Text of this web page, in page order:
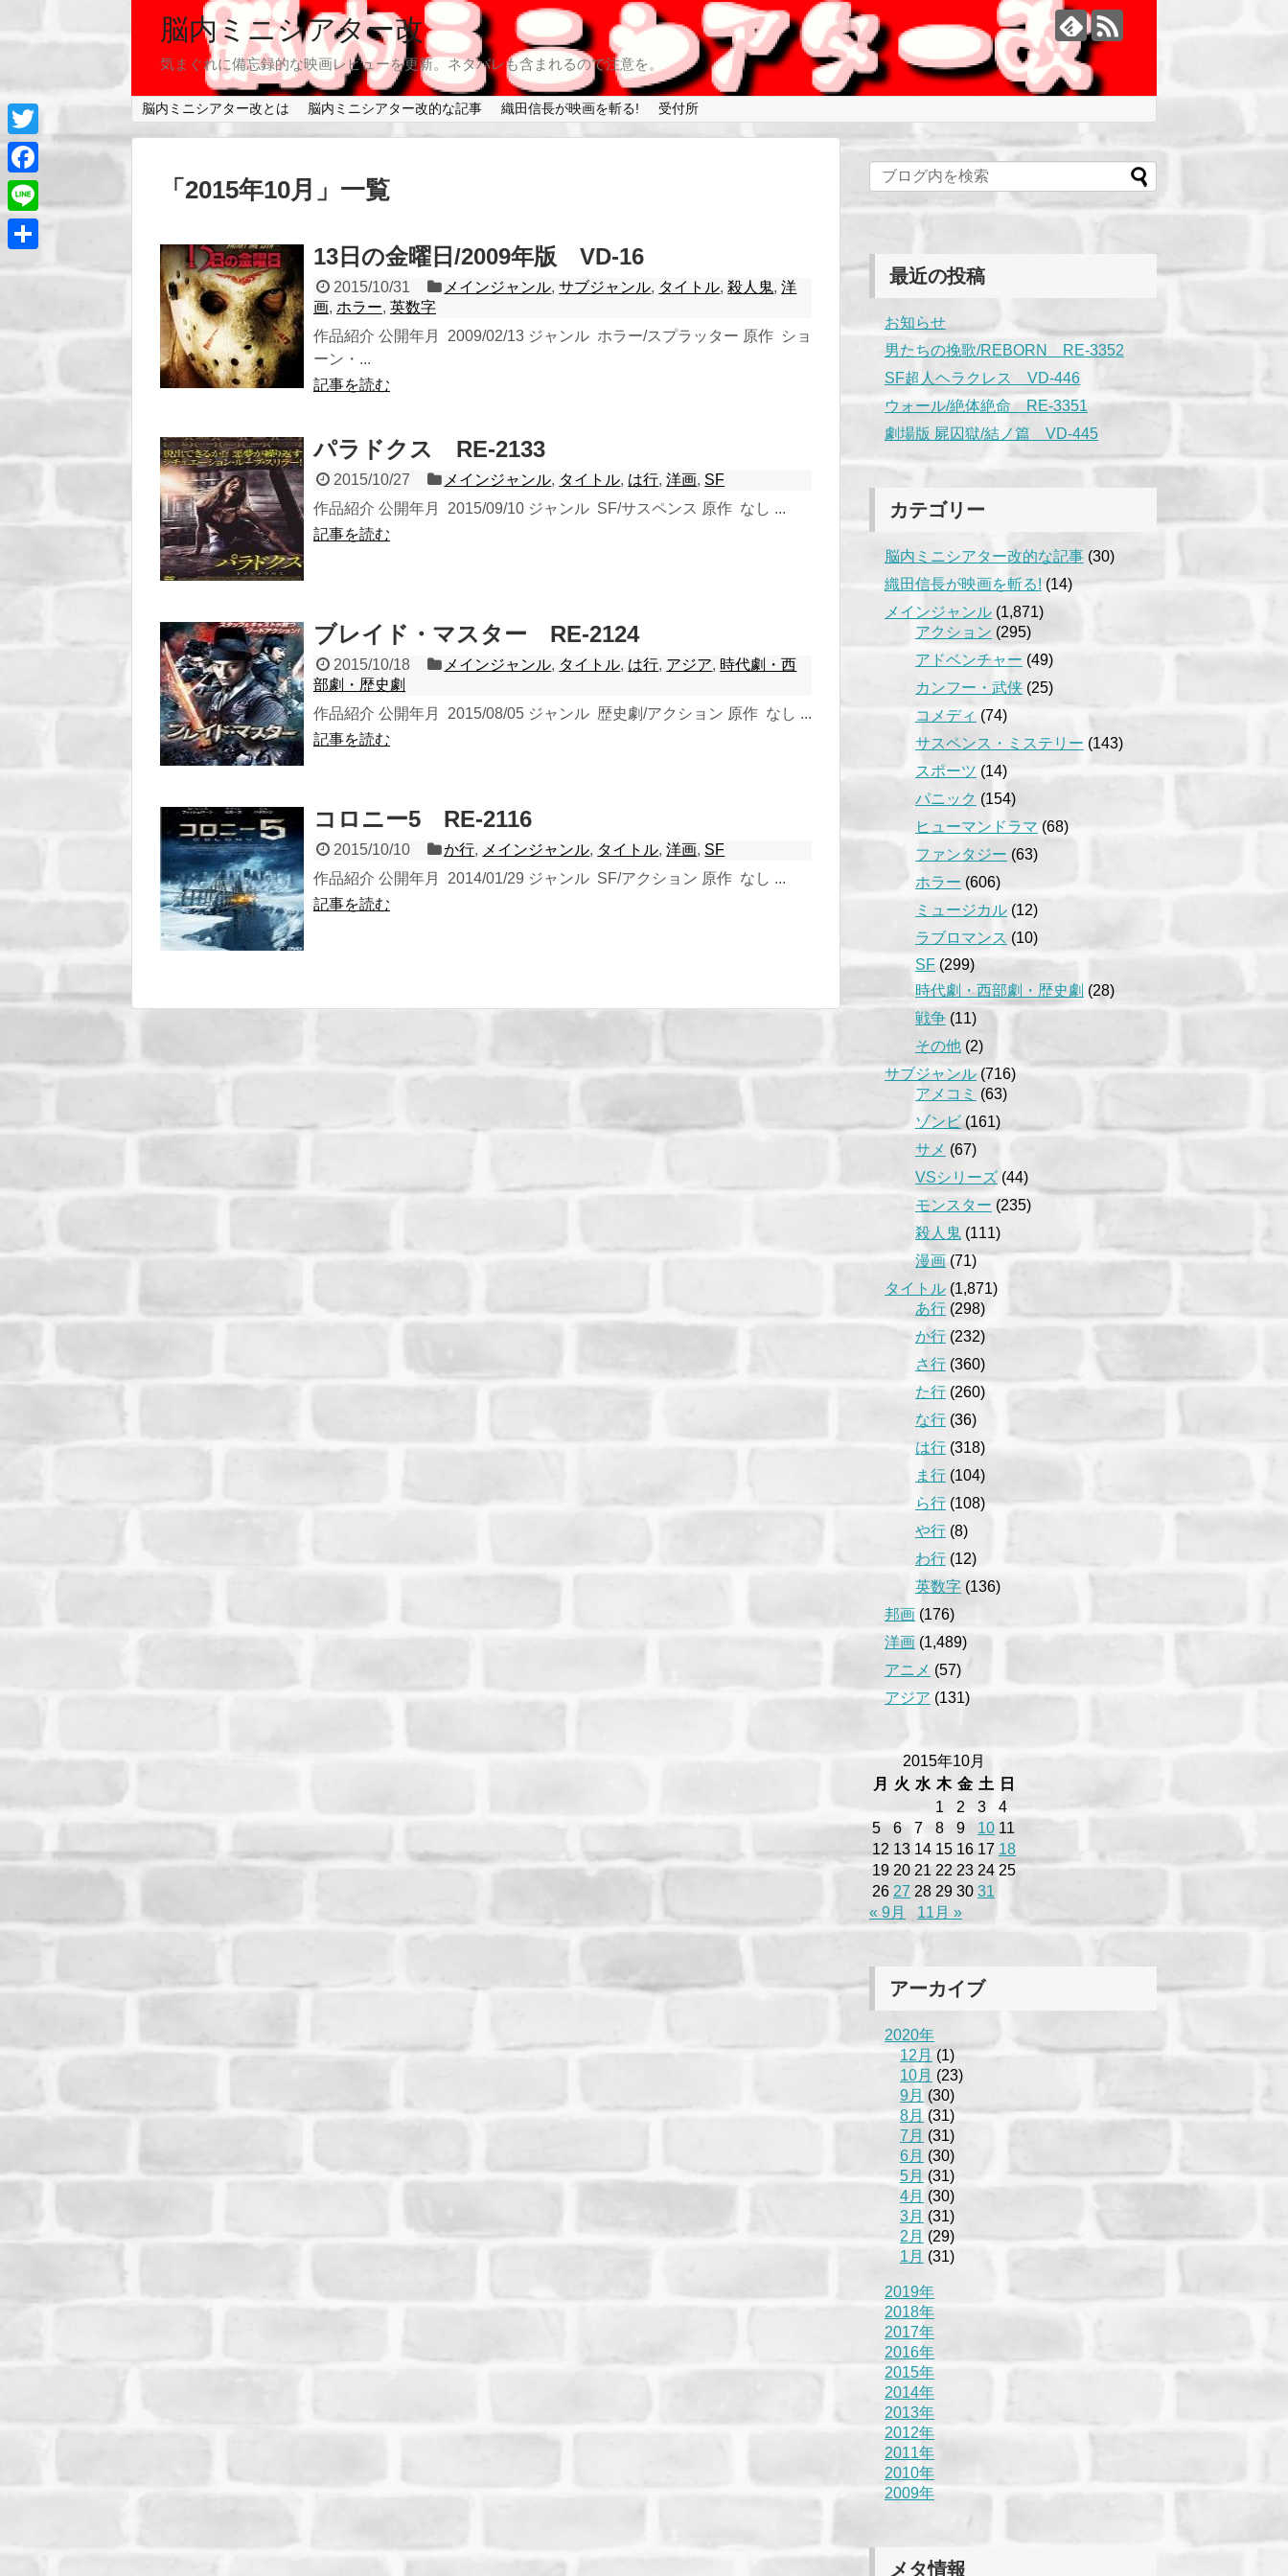
脳内ミニシアター改
気まぐれに備忘録的な映画レビューを更新。ネタバレも含まれるので注意を。
脳内ミニシアター改とは 脳内ミニシアター改的な記事 織田信長が映画を斬る! 受付所
「 2015年10月 」 一覧
13日の金曜日/2009年版 VD-16
2015/10/31 メインジャンル,サブジャンル, タイトル,殺人鬼,洋
画, ホラー, 英数字
作品紹介 公開年月 2009/02/13 ジャンル ホラー/スプラッター 原作 ショ
ーン・...
記事を読む
パラドクス RE-2133
2015/10/27 メインジャンル, タイトル, は行,洋画, SF
作品紹介 公開年月 2015/09/10 ジャンル SF/サスペンス 原作 なし ...
記事を読む
ブレイド・マスター RE-2124
2015/10/18 メインジャンル, タイトル, は行, アジア, 時代劇・西
部劇・歴史劇
作品紹介 公開年月 2015/08/05 ジャンル 歴史劇/アクション 原作 なし ...
記事を読む
コロニー5 RE-2116
2015/10/10 か行, メインジャンル, タイトル,洋画, SF
作品紹介 公開年月 2014/01/29 ジャンル SF/アクション 原作 なし ...
記事を読む
最近の投稿
お知らせ
男たちの挽歌/REBORN RE-3352
SF超人ヘラクレス VD-446
ウォール/絶体絶命 RE-3351
劇場版 屍囚獄/結ノ篇 VD-445
カテゴリー
脳内ミニシアター改的な記事 (30)
織田信長が映画を斬る! (14)
メインジャンル (1,871)
アクション (295)
アドベンチャー (49)
カンフー・武侠 (25)
コメディ (74)
サスペンス・ミステリー (143)
スポーツ (14)
パニック (154)
ヒューマンドラマ (68)
ファンタジー (63)
ホラー (606)
ミュージカル (12)
ラブロマンス (10)
SF (299)
時代劇・西部劇・歴史劇 (28)
戦争 (11)
その他 (2)
サブジャンル (716)
アメコミ (63)
ゾンビ(161)
サメ (67)
VSシリーズ (44)
モンスター (235)
殺人鬼 (111)
漫画 (71)
タイトル (1,871)
あ行 (298)
か行 (232)
さ行 (360)
た行 (260)
な行 (36)
は行 (318)
ま行 (104)
ら行 (108)
や行 (8)
わ行 (12)
英数字 (136)
邦画 (176)
洋画 (1,489)
アニメ (57)
アジア (131)
2015年10月
月
火 水 木 金 土
日
1
2 3
4
5
6 7 8 9 10 11
12 13 14 15 16 17 18
19 20 21 22 23 24 25
26 27 28 29 30 31
« 9月
11月 »
アーカイブ
2020年
12月 (1)
10月 (23)
9月 (30)
8月 (31)
7月 (31)
6月 (30)
5月 (31)
4月 (30)
3月 (31)
2月 (29)
1月 (31)
2019年
2018年
2017年
2016年
2015年
2014年
2013年
2012年
2011年
2010年
2009年
メタ情報
T
w
i
t
F
a
c
L